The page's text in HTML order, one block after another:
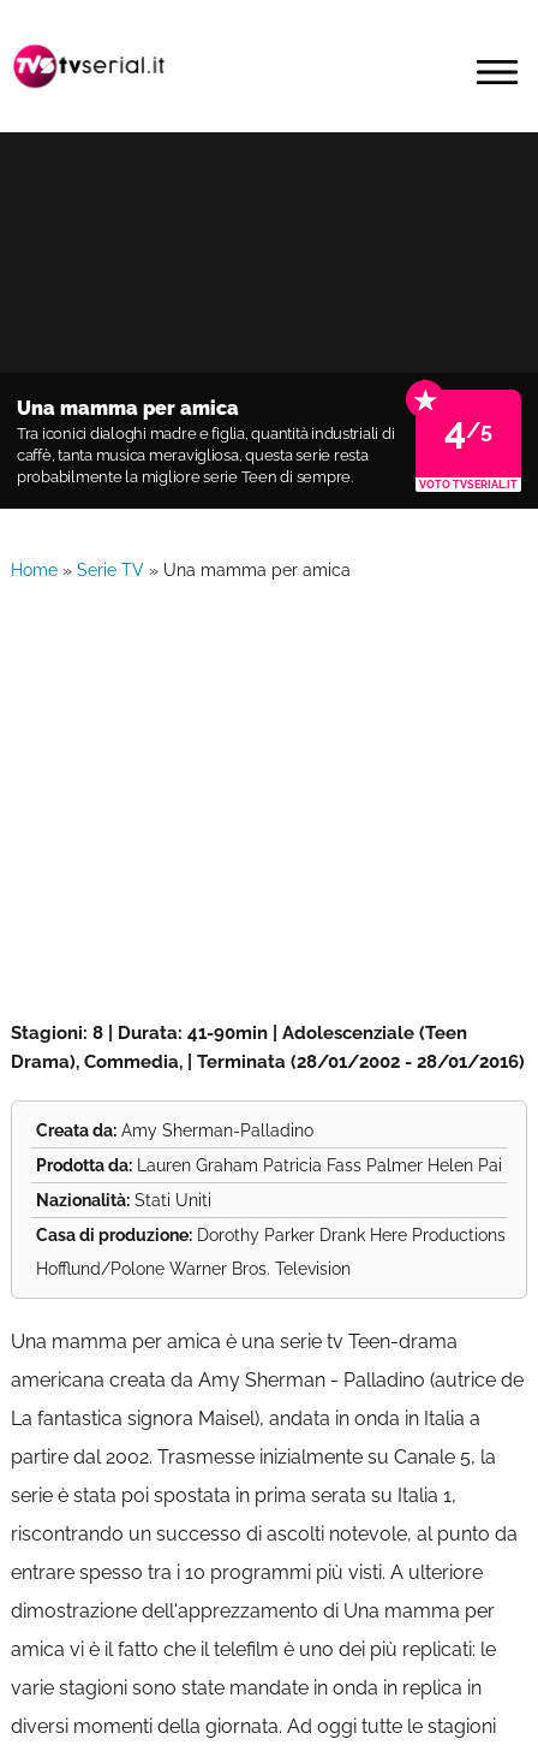
alla
navigazione
contenuto
MENU
Una mamma per amica
Tra iconici dialoghi madre e figlia, quantità industriali di
caffè, tanta musica meravigliosa, questa serie resta
probabilmente la migliore serie Teen di sempre.
★
4/5
VOTO TVSERIAL.IT
Home» Serie TV» Una mamma per amica
Stagioni: 8 | Durata: 41-90min | Adolescenziale (Teen
Drama), Commedia, | Terminata (28/01/2002 - 28/01/2016)
Creata da:Amy Sherman-Palladino
Prodotta da:Lauren Graham Patricia Fass Palmer Helen Pai
Nazionalità:Stati Uniti
Casa di produzione:Dorothy Parker Drank Here Productions
Hofflund/Polone Warner Bros. Television
Una mamma per amica è una serie tv Teen-drama
americana creata da Amy Sherman - Palladino (autrice de
La fantastica signora Maisel), andata in onda in Italia a
partire dal 2002. Trasmesse inizialmente su Canale 5, la
serie è stata poi spostata in prima serata su Italia 1,
riscontrando un successo di ascolti notevole, al punto da
entrare spesso tra i 10 programmi più visti. A ulteriore
dimostrazione dell'apprezzamento di Una mamma per
amica vi è il fatto che il telefilm è uno dei più replicati: le
varie stagioni sono state mandate in onda in replica in
diversi momenti della giornata. Ad oggi tutte le stagioni